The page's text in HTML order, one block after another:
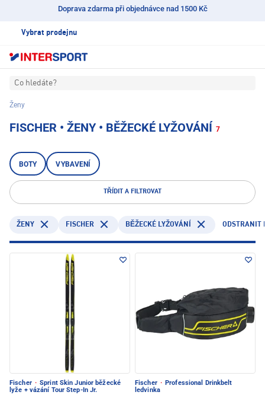
Doprava zdarma při objednávce nad 1500 Kč
Vybrat prodejnu
Co hledáte?
Ženy
FISCHER • ŽENY • BĚŽECKÉ LYŽOVÁNÍ 7
BOTY VYBAVENÍ
TŘÍDIT A FILTROVAT
ŽENY FISCHER BĚŽECKÉ LYŽOVÁNÍ ODSTRANIT
Fischer · Sprint Skin Junior běžecké
lyže + vázání Tour Step-In Jr.
Fischer · Professional Drinkbelt
ledvinka